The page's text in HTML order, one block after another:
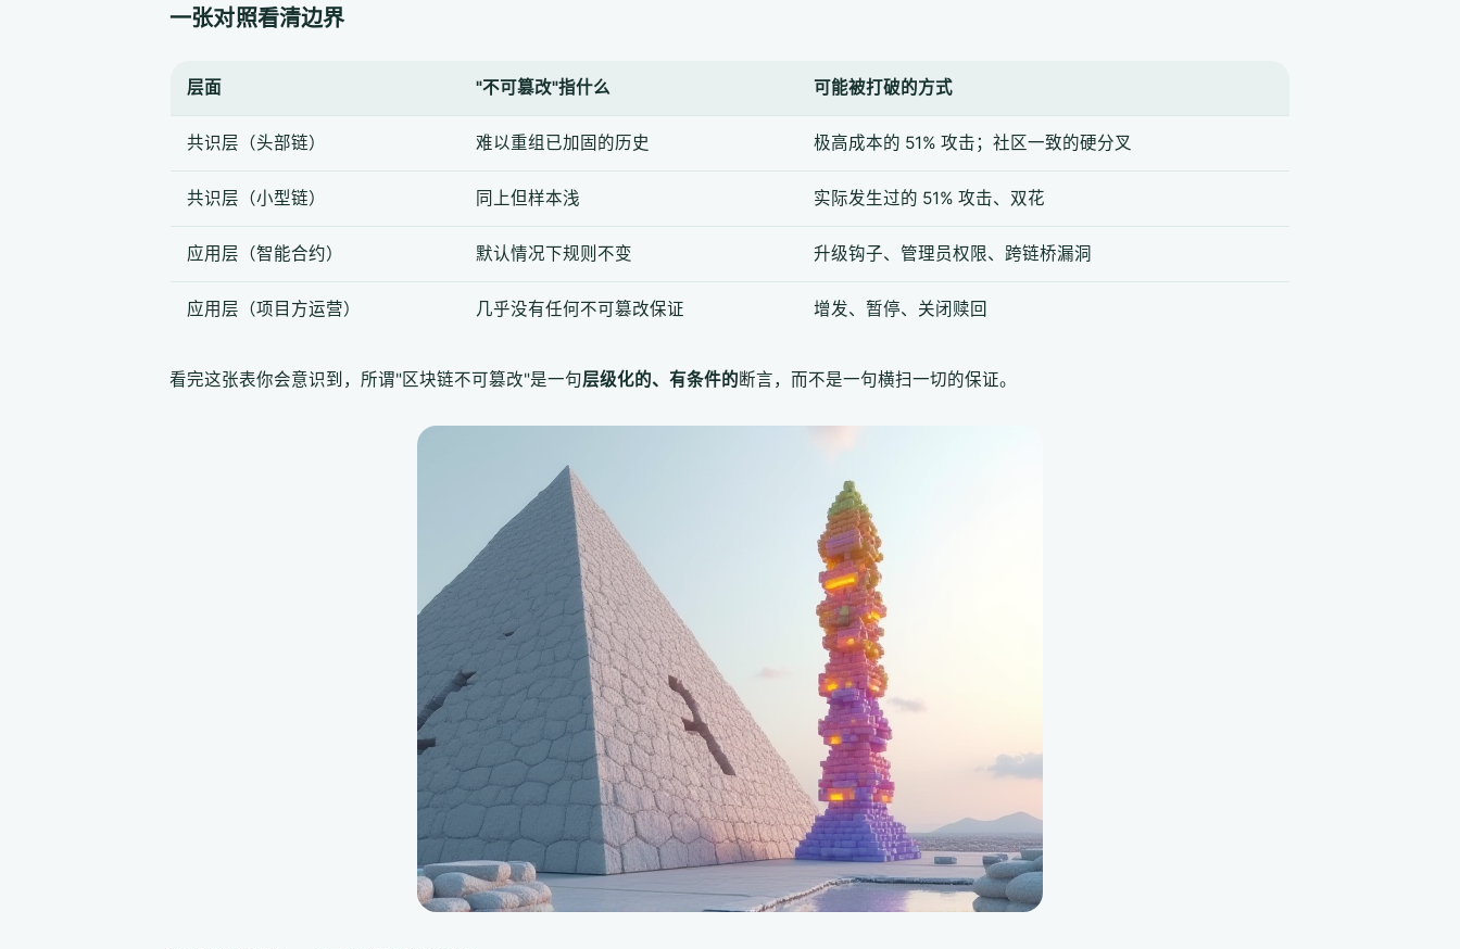
一张对照看清边界
层面 "不可篡改"指什么 可能被打破的方式
共识层（头部链） 难以重组已加固的历史 极高成本的 51% 攻击；社区一致的硬分叉
共识层（小型链） 同上但样本浅 实际发生过的 51% 攻击、双花
应用层（智能合约） 默认情况下规则不变 升级钩子、管理员权限、跨链桥漏洞
应用层（项目方运营） 几乎没有任何不可篡改保证 增发、暂停、关闭赎回
看完这张表你会意识到，所谓"区块链不可篡改"是一句层级化的、有条件的断言，而不是一句横扫一切的保证。